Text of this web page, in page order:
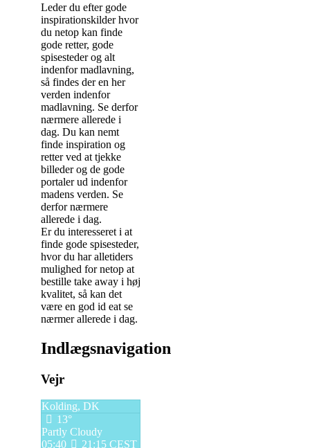
Leder du efter gode
inspirationskilder hvor
du netop kan finde
gode retter, gode
spisesteder og alt
indenfor madlavning,
så findes der en her
verden indenfor
madlavning. Se derfor
nærmere allerede i
dag. Du kan nemt
finde inspiration og
retter ved at tjekke
billeder og de gode
portaler ud indenfor
madens verden. Se
derfor nærmere
allerede i dag.
Er du interesseret i at
finde gode spisesteder,
hvor du har alletiders
mulighed for netop at
bestille take away i høj
kvalitet, så kan det
være en god id eat se
nærmer allerede i dag.
Indlægsnavigation
Vejr
Kolding, DK
13°
Partly Cloudy
05:40
21:15 CEST